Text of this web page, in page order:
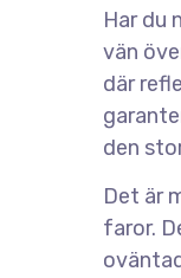
Har du
vän
där
den
Det är
faror.